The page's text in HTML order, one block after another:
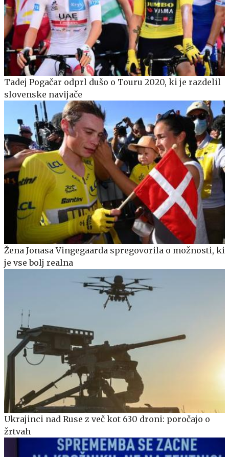
Tadej Pogačar odprl dušo o Touru 2020, ki je razdelil
slovenske navijače
Žena Jonasa Vingegaarda spregovorila o možnosti, ki
je vse bolj realna
Ukrajinci nad Ruse z več kot 630 droni: poročajo o
žrtvah